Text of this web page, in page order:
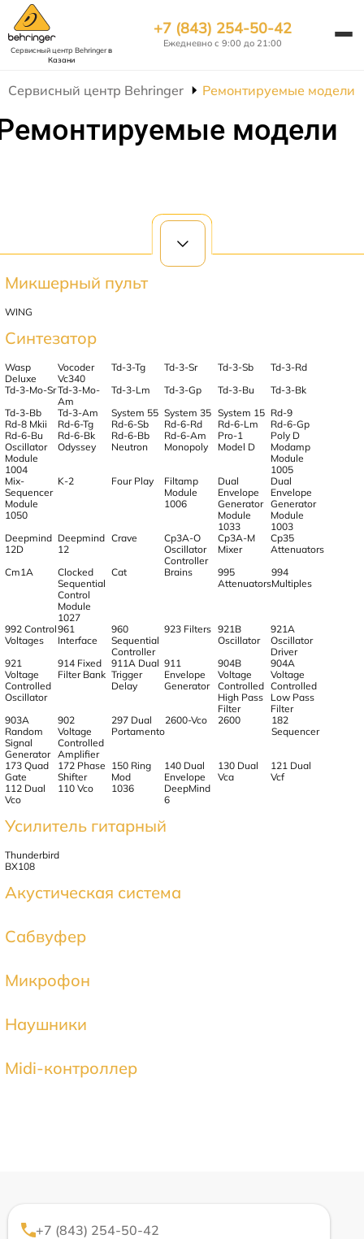
Сервисный центр Behringerв
Казани
+7 (843) 254-50-42
Ежедневно с 9:00 до 21:00
Сервисный центр Behringer Ремонтируемые модели
модели
Микшерный пульт
WING
Синтезатор
Wasp
Deluxe
Vocoder
Vc340
Td-3-Tg Td-3-Sr Td-3-Sb
Td-3-Rd
Td-3-Mo-SrTd-3-Mo-
Am
Td-3-Lm Td-3-Gp Td-3-Bu
Td-3-Bk
Td-3-Bb
Td-3-Am System 55 System 35 System 15 Rd-9
Rd-8 Mkii
Rd-6-Tg Rd-6-Sb Rd-6-Rd Rd-6-Lm
Rd-6-Gp
Rd-6-Bu
Rd-6-Bk Rd-6-Bb Rd-6-Am Pro-1
Poly D
Oscillator
Module
1004
Odyssey Neutron Monopoly Model D
Modamp
Module
1005
Mix-
Sequencer
Module
1050
K-2 Four Play
Filtamp
Module
1006
Dual
Envelope
Generator
Module
1033
Dual
Envelope
Generator
Module
1003
Deepmind
12D
Deepmind
12
Crave
Cp3A-O
Oscillator
Controller
Cp3A-M
Mixer
Cp35
Attenuators
Cm1A
Clocked
Sequential
Control
Module
1027
Cat Brains
995
Attenuators
994
Multiples
992 Control
Voltages
961
Interface
960
Sequential
Controller
923 Filters 921B
Oscillator
921A
Oscillator
Driver
921
Voltage
Controlled
Oscillator
914 Fixed
Filter Bank
911A Dual
Trigger
Delay
911
Envelope
Generator
904B
Voltage
Controlled
High Pass
Filter
904A
Voltage
Controlled
Low Pass
Filter
903A
Random
Signal
Generator
902
Voltage
Controlled
Amplifier
297 Dual
Portamento
2600-Vco 2600
182
Sequencer
173 Quad
Gate
172 Phase
Shifter
150 Ring
Mod
140 Dual
Envelope
130 Dual
Vca
121 Dual
Vcf
112 Dual
Vco
110 Vco 1036
DeepMind
6
Усилитель гитарный
Thunderbird
BX108
Акустическая система
Сабвуфер
Микрофон
Наушники
Midi-контроллер
+7 (843) 254-50-42